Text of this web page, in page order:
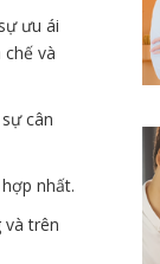
ưu ái
và
cân
nhất.
và trên